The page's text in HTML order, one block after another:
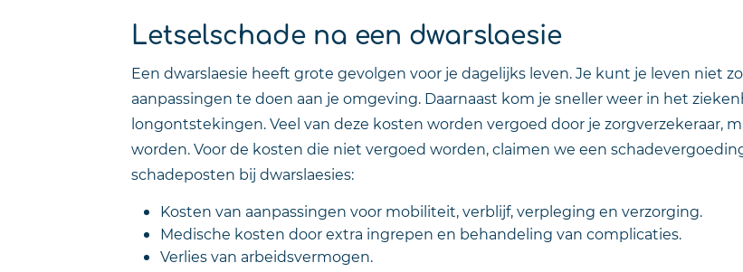
Letselschade na een dwarslaesie
Een dwarslaesie heeft grote gevolgen voor je dagelijks leven. Je kunt je leven niet
aanpassingen te doen aan je omgeving. Daarnaast kom je sneller weer in het
longontstekingen. Veel van deze kosten worden vergoed door je zorgverzekeraar,
worden. Voor de kosten die niet vergoed worden, claimen we een
schadeposten bij dwarslaesies:
Kosten van aanpassingen voor mobiliteit, verblijf, verpleging en verzorging.
Medische kosten door extra ingrepen en behandeling van complicaties.
Verlies van arbeidsvermogen.